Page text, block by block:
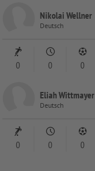
Nikolai Wellner
Deutsch
0 0 0
Eliah Wittmayer
Deutsch
0 0 0